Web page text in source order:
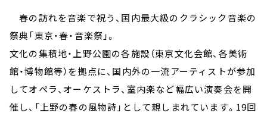
春の訪れを音楽で祝う、国内最大級のクラシック音楽の
祭典「東京・春・音楽祭」。
文化の集積地・上野公園の各施設（東京文化会館、各美術
館・博物館等）を拠点に、国内外の一流アーティストが参加
してオペラ、オーケストラ、室内楽など幅広い演奏会を開
催し、「上野の春の風物詩」として親しまれています。19回